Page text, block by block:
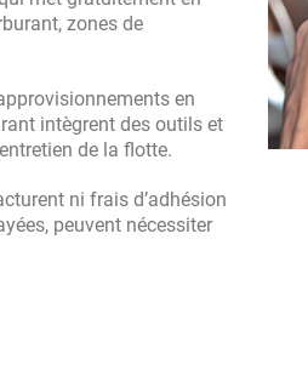
zones de
en
intègrent des outils et
de la flotte.
ni frais d’adhésion
peuvent nécessiter